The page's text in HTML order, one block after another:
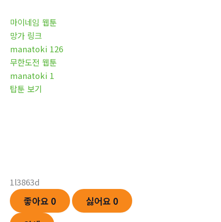
마이네임 웹툰
망가 링크
manatoki 126
무한도전 웹툰
manatoki 1
탑툰 보기
1l3863d
좋아요 0 싫어요 0